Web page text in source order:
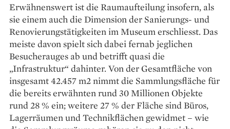
Erwähnenswert ist die Raumaufteilung insofern, als
sie einem auch die Dimension der Sanierungs- und
Renovierungstätigkeiten im Museum erschliesst. Das
meiste davon spielt sich dabei fernab jeglichen
Besucherauges ab und betrifft quasi die
„Infrastruktur“ dahinter. Von der Gesamtfläche von
insgesamt 42.457 m2 nimmt die Sammlungsfläche für
die bereits erwähnten rund 30 Millionen Objekte
rund 28 % ein; weitere 27 % der Fläche sind Büros,
Lagerräumen und Technikflächen gewidmet – wie